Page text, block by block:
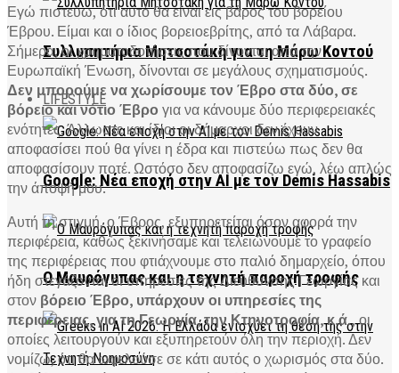
Συλλυπητήρια Μητσοτάκη για τη Μάρω Κοντού
LIFESTYLE
Google: Νέα εποχή στην AI με τον Demis Hassabis
Ο Μαυρόγυπας και η τεχνητή παροχή τροφής
Εγώ πιστεύω, ότι αυτό θα είναι εις βάρος του βορείου
Έβρου. Είμαι και ο ίδιος βορειοεβρίτης, από τα Λάβαρα.
Σήμερα, οι χρηματοδοτήσεις που δίνονται από την
Ευρωπαϊκή Ένωση, δίνονται σε μεγάλους σχηματισμούς.
Δεν μπορούμε να χωρίσουμε τον Έβρο στα δύο, σε
βόρειο και νότιο Έβρο για να κάνουμε δύο περιφερειακές
ενότητες. Άλλωστε και ίδιοι οι δήμαρχοι δεν έχουν
αποφασίσει πού θα γίνει η έδρα και πιστεύω πως δεν θα
αποφασίσουν ποτέ. Ωστόσο δεν αποφασίζω εγώ, λέω απλώς
την άποψή μου.
Αυτή τη στιγμή, ο Έβρος, εξυπηρετείται όσον αφορά την
περιφέρεια, καθώς ξεκινήσαμε και τελειώνουμε το γραφείο
της περιφέρειας που φτιάχνουμε στο παλιό δημαρχείο, όπου
ήδη στεγάζονται οι υπηρεσίες της Διεύθυνσης Γεωργίας και
στον βόρειο Έβρο, υπάρχουν οι υπηρεσίες της
περιφέρειας, για τη Γεωργία, την Κτηνοτροφία, κ.ά.,οι
οποίες λειτουργούν και εξυπηρετούν όλη την περιοχή. Δεν
νομίζω, ότι θα ωφελούσε σε κάτι αυτός ο χωρισμός στα δύο.